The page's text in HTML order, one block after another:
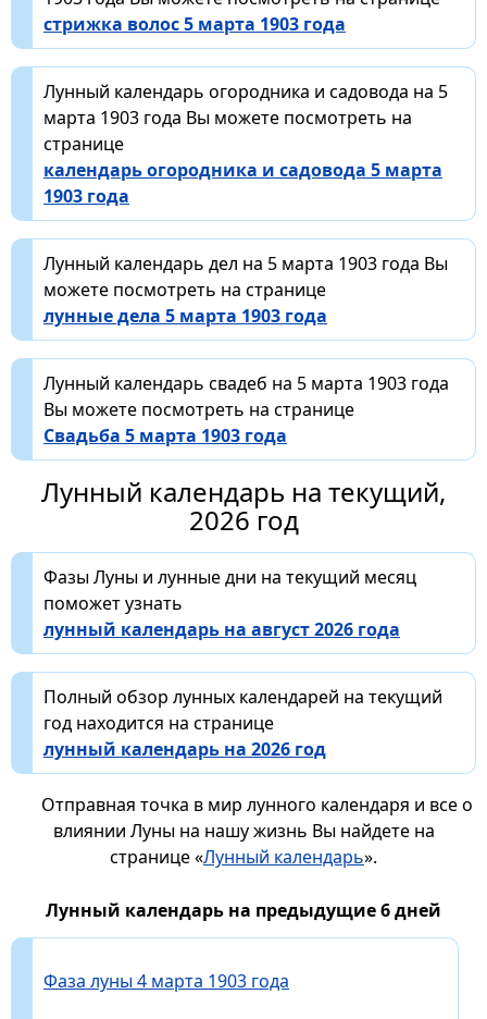
стрижка волос 5 марта 1903 года
Лунный календарь огородника и садовода на 5
марта 1903 года Вы можете посмотреть на
странице
календарь огородника и садовода 5 марта
1903 года
Лунный календарь дел на 5 марта 1903 года Вы
можете посмотреть на странице
лунные дела 5 марта 1903 года
Лунный календарь свадеб на 5 марта 1903 года
Вы можете посмотреть на странице
Свадьба 5 марта 1903 года
Лунный календарь на текущий,
2026 год
Фазы Луны и лунные дни на текущий месяц
поможет узнать
лунный календарь на август 2026 года
Полный обзор лунных календарей на текущий
год находится на странице
лунный календарь на 2026 год
Отправная точка в мир лунного календаря и все о
влиянии Луны на нашу жизнь Вы найдете на
странице «Лунный календарь».
Лунный календарь на предыдущие 6 дней
Фаза луны 4 марта 1903 года